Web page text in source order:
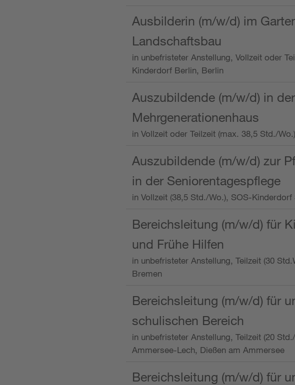
Ausbilderin (m/w/d) im
Landschaftsbau
in unbefristeter Anstellung, Vollzeit oder
Kinderdorf Berlin, Berlin
Auszubildende (m/w/d) in
Mehrgenerationenhaus
in Vollzeit oder Teilzeit (max. 38,5 Std./
Auszubildende (m/w/d) zur
in der Seniorentagespflege
in Vollzeit (38,5 Std./Wo.), SOS-Kinderdorf
Bereichsleitung (m/w/d) für
und Frühe Hilfen
in unbefristeter Anstellung, Teilzeit (30
Bremen
Bereichsleitung (m/w/d) für
schulischen Bereich
in unbefristeter Anstellung, Teilzeit (20
Ammersee-Lech, Dießen am Ammersee
Bereichsleitung (m/w/d) für